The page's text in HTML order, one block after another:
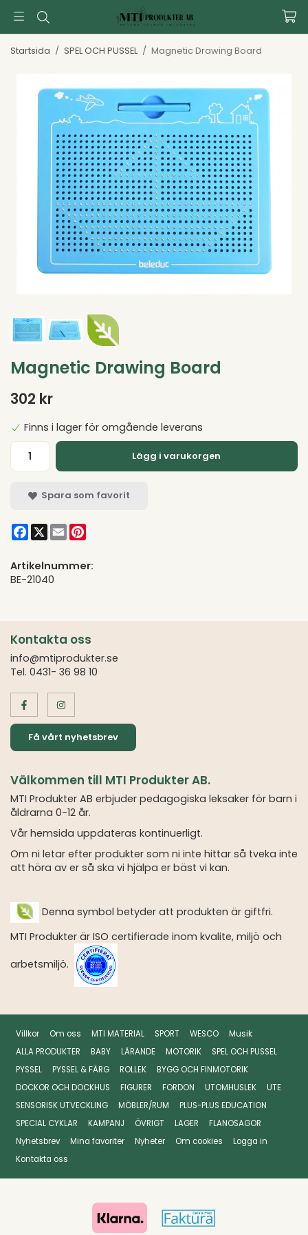
Startsida / SPEL OCH PUSSEL / Magnetic Drawing Board
Magnetic Drawing Board
302 kr
Finns i lager för omgående leverans
Lägg i varukorgen
Spara som favorit
Facebook
X Email
Artikelnummer:
BE-21040
Kontakta oss
info@mtiprodukter.se
Tel. 0431- 36 98 10
Få vårt nyhetsbrev
Välkommen till MTI Produkter AB.
MTI Produkter AB erbjuder pedagogiska leksaker för barn i
åldrarna 0-12 år.
Vår hemsida uppdateras kontinuerligt.
Om ni letar efter produkter som ni inte hittar så tveka inte
att höra av er så ska vi hjälpa er bäst vi kan.
Denna symbol betyder att produkten är giftfri.
MTI Produkter är ISO certifierade inom kvalite, miljö och
arbetsmiljö.
Villkor Om oss MTI MATERIAL SPORT WESCO
Musik
ALLA PRODUKTER
BABY LÄRANDE MOTORIK
SPEL OCH PUSSEL
PYSSEL
PYSSEL & FÄRG ROLLEK
BYGG OCH FINMOTORIK
DOCKOR OCH DOCKHUS
FIGURER FORDON UTOMHUSLEK
UTE
SENSORISK UTVECKLING
MÖBLER/RUM
PLUS-PLUS EDUCATION
SPECIAL CYKLAR
KAMPANJ ÖVRIGT LAGER
FLANOSAGOR
Nyhetsbrev
Mina favoriter Nyheter Om cookies
Logga in
Kontakta oss